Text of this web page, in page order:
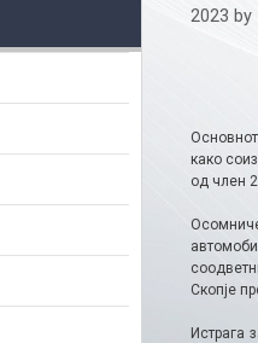
2023 by
како
од член
Скопје
Истрага